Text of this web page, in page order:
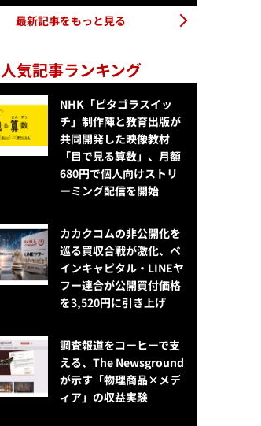
最新記事をもっと見る
人気記事ランキング
NHK「ピタゴラスイッ
チ」制作陣と教育出版が
共同開発した映像教材
「目で見る算数」、月額
680円で個人向けストリ
ーミング配信を開始
カカクコムの非公開化を
巡る買収合戦が激化、ベ
インキャピタル・LINEヤ
フー連合が公開買付価格
を3,520円に引き上げ
調査報道をコーヒーで支
える、The Newsground
が示す「物理商品×メデ
ィア」の収益実験